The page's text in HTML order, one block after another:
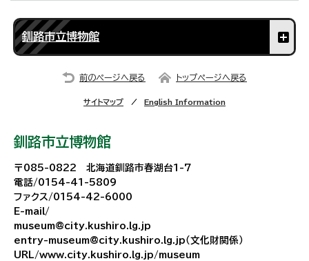
釧路市立博物館
前のページへ戻る トップページへ戻る
サイトマップ English Information
釧路市立博物館
〒085-0822 北海道釧路市春湖台1-7
電話/0154-41-5809
ファクス/0154-42-6000
E-mail/
museum@city.kushiro.lg.jp
entry-museum@city.kushiro.lg.jp（文化財関係）
URL/www.city.kushiro.lg.jp/museum